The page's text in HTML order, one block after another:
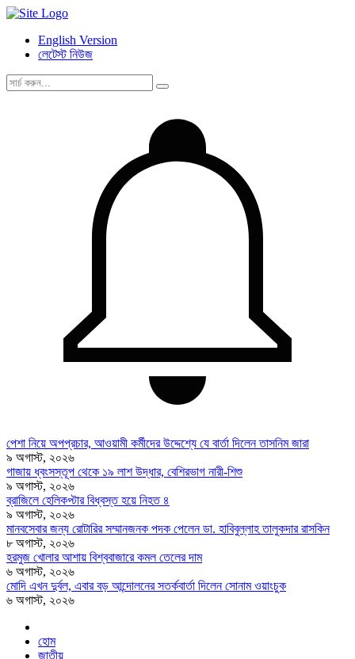
English Version
লেটেস্ট নিউজ
পেশা নিয়ে অপপ্রচার, আওয়ামী কর্মীদের উদ্দেশ্যে যে বার্তা দিলেন তাসনিম জারা
৯ অগাস্ট, ২০২৬
গাজায় ধ্বংসস্তূপ থেকে ১৯ লাশ উদ্ধার, বেশিরভাগ নারী-শিশু
৯ অগাস্ট, ২০২৬
ব্রাজিলে হেলিকপ্টার বিধ্বস্ত হয়ে নিহত ৪
৯ অগাস্ট, ২০২৬
মানবসেবার জন্য রোটারির সম্মানজনক পদক পেলেন ডা. হাবিবুল্লাহ তালুকদার রাসকিন
৮ অগাস্ট, ২০২৬
হরমুজ খোলার আশায় বিশ্ববাজারে কমল তেলের দাম
৬ অগাস্ট, ২০২৬
মোদি এখন দুর্বল, এবার বড় আন্দোলনের সতর্কবার্তা দিলেন সোনাম ওয়াংচুক
৬ অগাস্ট, ২০২৬
হোম
জাতীয়